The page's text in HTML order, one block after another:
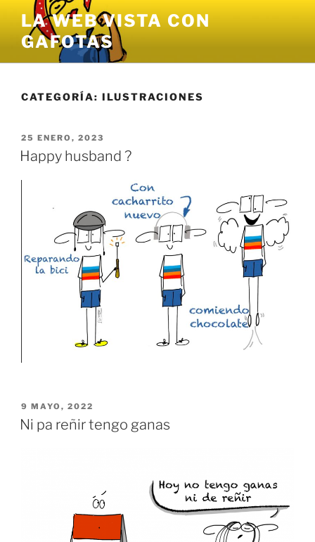
contenido
LA WEB VISTA CON
GAFOTAS
CATEGORÍA: ILUSTRACIONES
PUBLICADO
EL
25 ENERO, 2023
Happy husband ?
PUBLICADO
EL
9 MAYO, 2022
Ni pa reñir tengo ganas